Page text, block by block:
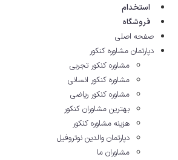
استخدام
فروشگاه
صفحه اصلی
دپارتمان مشاوره کنکور
مشاوره کنکور تجربی
مشاوره کنکور انسانی
مشاوره کنکور ریاضی
بهترین مشاوران کنکور
هزینه مشاوره کنکور
دپارتمان والدین نوتروفیل
مشاوران ما